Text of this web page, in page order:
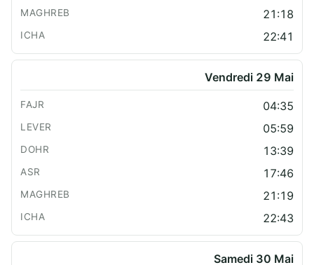
21:18
22:41
Vendredi 29 Mai
04:35
05:59
13:39
17:46
21:19
22:43
Samedi 30 Mai